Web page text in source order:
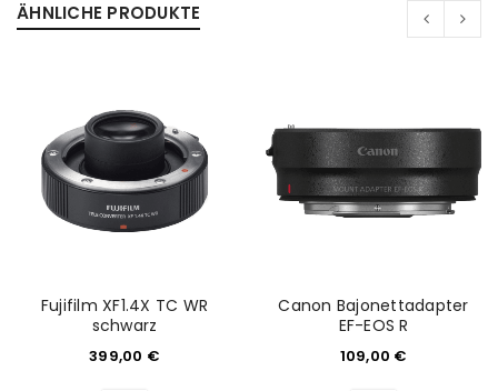
ÄHNLICHE PRODUKTE
Fujifilm XF1.4X TC WR
schwarz
399,00 €
Canon Bajonettadapter
EF-EOS R
109,00 €